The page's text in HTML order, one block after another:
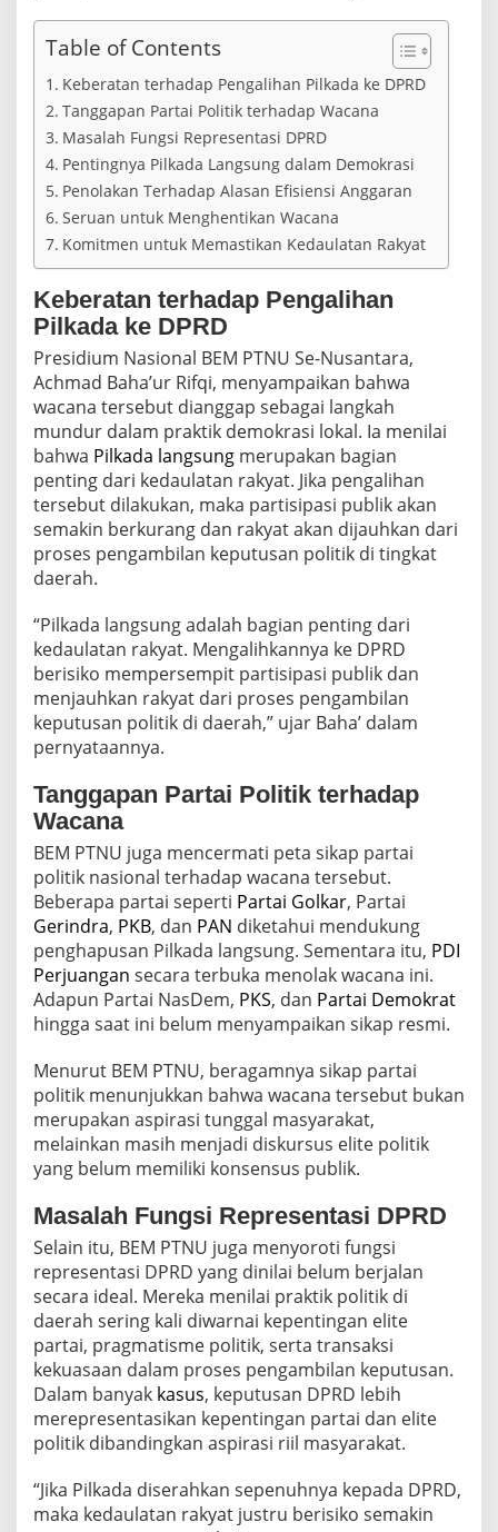
t
E
M
P
T
N
U
e
l
u
u
u
s
a
n
t
a
r
a
M
e
n
a
k
U
s
u
l
P
e
i
l
i
h
a
n
e
p
a
a
a
e
r
a
h
o
l
e
h
D
P
R
D
Table of Contents
Keberatan terhadap Pengalihan Pilkada ke DPRD
Tanggapan Partai Politik terhadap Wacana
Masalah Fungsi Representasi DPRD
Pentingnya Pilkada Langsung dalam Demokrasi
Penolakan Terhadap Alasan Efisiensi Anggaran
Seruan untuk Menghentikan Wacana
Komitmen untuk Memastikan Kedaulatan Rakyat
Keberatan terhadap Pengalihan
Pilkada ke DPRD
Presidium Nasional BEM PTNU Se-Nusantara,
Achmad Baha’ur Rifqi, menyampaikan bahwa
wacana tersebut dianggap sebagai langkah
mundur dalam praktik demokrasi lokal. Ia menilai
bahwa Pilkada langsung merupakan bagian
penting dari kedaulatan rakyat. Jika pengalihan
tersebut dilakukan, maka partisipasi publik akan
semakin berkurang dan rakyat akan dijauhkan dari
proses pengambilan keputusan politik di tingkat
daerah.
“Pilkada langsung adalah bagian penting dari
kedaulatan rakyat. Mengalihkannya ke DPRD
berisiko mempersempit partisipasi publik dan
menjauhkan rakyat dari proses pengambilan
keputusan politik di daerah,” ujar Baha’ dalam
pernyataannya.
Tanggapan Partai Politik terhadap
Wacana
BEM PTNU juga mencermati peta sikap partai
politik nasional terhadap wacana tersebut.
Beberapa partai seperti Partai Golkar
Gerindra, PKB, dan PAN diketahui mendukung
penghapusan Pilkada langsung. Sementara itu, PDI
Perjuangan secara terbuka menolak wacana ini.
Adapun Partai NasDem, PKS, dan Partai Demokrat
hingga saat ini belum menyampaikan sikap resmi.
Menurut BEM PTNU, beragamnya sikap partai
politik menunjukkan bahwa wacana tersebut bukan
merupakan aspirasi tunggal masyarakat,
melainkan masih menjadi diskursus elite politik
yang belum memiliki konsensus publik.
Masalah Fungsi Representasi DPRD
Selain itu, BEM PTNU juga menyoroti fungsi
representasi DPRD yang dinilai belum berjalan
secara ideal. Mereka menilai praktik politik di
daerah sering kali diwarnai kepentingan elite
partai, pragmatisme politik, serta transaksi
kekuasaan dalam proses pengambilan keputusan.
Dalam banyak kasus, keputusan DPRD lebih
merepresentasikan kepentingan partai dan elite
politik dibandingkan aspirasi riil masyarakat.
“Jika Pilkada diserahkan sepenuhnya kepada DPRD,
maka kedaulatan rakyat justru berisiko semakin